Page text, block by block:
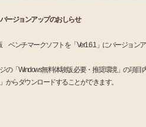
ージョンアップのおしらせ
ベンチマークソフトを「Ver1.6.1」にバージョンア
の「Windows無料体験版 必要・推奨環境」の項目
からダウンロードすることができます。